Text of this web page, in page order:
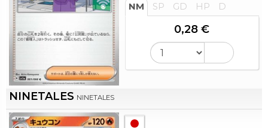
NM SP GD HP D
0,28 €
NINETALES NINETALES